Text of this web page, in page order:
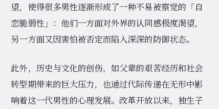
望，使得很多男性逐渐形成了一种不易被察觉的「自
恋脆弱性」：他们一方面对外界的认同感极度渴望，
另一方面又因害怕被否定而陷入深深的防御状态。
此外，历史与文化的创伤，如父辈的艰苦经历和社会
转型期带来的巨大压力，也通过代际传递在无形中影
响着这一代男性的心理发展。改革开放以来，独生子